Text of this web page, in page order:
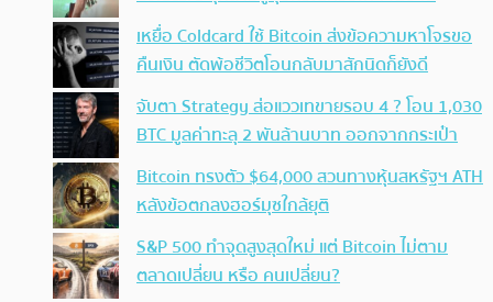
เหยื่อ Coldcard ใช้ Bitcoin ส่งข้อความหาโจรขอ
คืนเงิน ตัดพ้อชีวิตโอนกลับมาสักนิดก็ยังดี
จับตา Strategy ส่อแววเทขายรอบ 4 ? โอน 1,030
BTC มูลค่าทะลุ 2 พันล้านบาท ออกจากกระเป๋า
Bitcoin ทรงตัว $64,000 สวนทางหุ้นสหรัฐฯ ATH
หลังข้อตกลงฮอร์มุซใกล้ยุติ
S&P 500 ทำจุดสูงสุดใหม่ แต่ Bitcoin ไม่ตาม
ตลาดเปลี่ยน หรือ คนเปลี่ยน?